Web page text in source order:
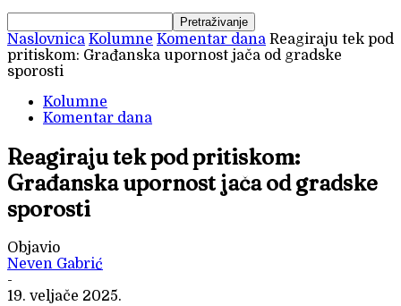
Naslovnica Kolumne Komentar dana Reagiraju tek pod
pritiskom: Građanska upornost jača od gradske
sporosti
Kolumne
Komentar dana
Reagiraju tek pod pritiskom:
Građanska upornost jača od gradske
sporosti
Objavio
Neven Gabrić
-
19. veljače 2025.